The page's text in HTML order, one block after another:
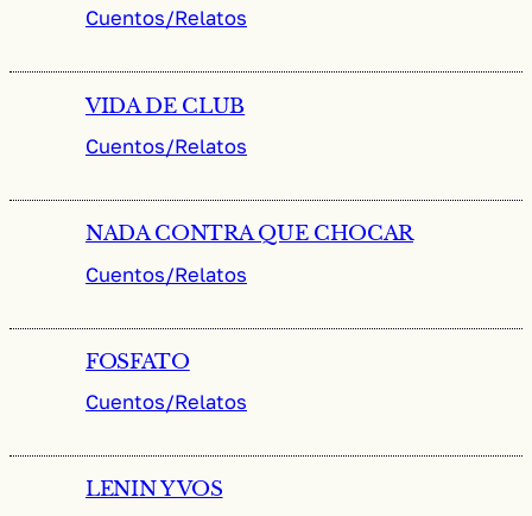
Cuentos/Relatos
VIDA DE CLUB
Cuentos/Relatos
NADA CONTRA QUE CHOCAR
Cuentos/Relatos
FOSFATO
Cuentos/Relatos
LENIN Y VOS